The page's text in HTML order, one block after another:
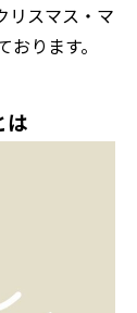
スマス・マ
ります。
は